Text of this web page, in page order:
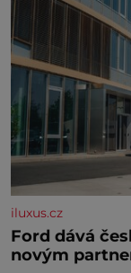
iluxus.cz
Ford dává
novým